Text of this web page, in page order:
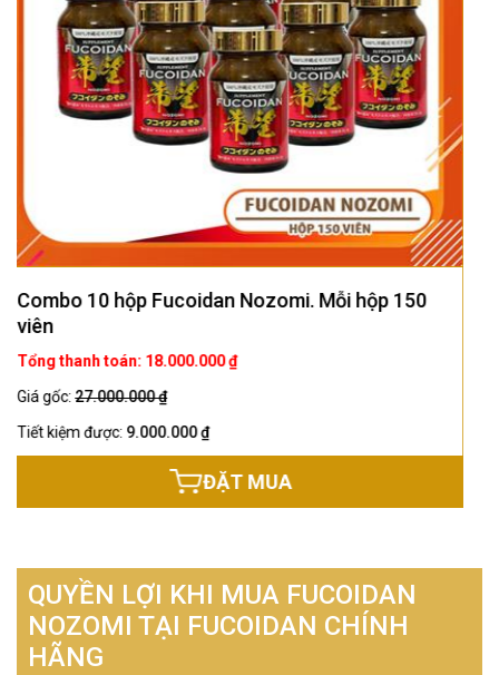
Combo 4 hộp Fucoidan Nozomi. Mỗi hộp 150
viên
Tổng thanh toán: 8.400.000 ₫
Giá gốc:10.800.000 ₫
Tiết kiệm được:2.400.000 ₫
ĐẶT MUA
QUYỀN LỢI KHI MUA FUCOIDAN
NOZOMI TẠI FUCOIDAN CHÍNH
HÃNG